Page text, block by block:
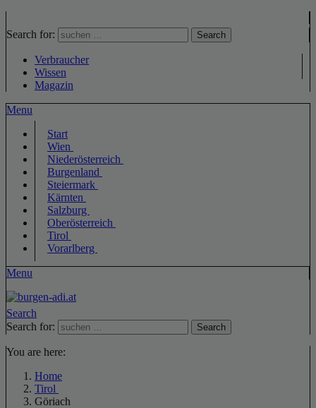
Search for: Search
Verbraucher
Wissen
Magazin
Menu
Start
Wien
Niederösterreich
Burgenland
Steiermark
Kärnten
Salzburg
Oberösterreich
Tirol
Vorarlberg
Menu
Search
Search for:
Search
You are here:
Home
Tirol
Göriach